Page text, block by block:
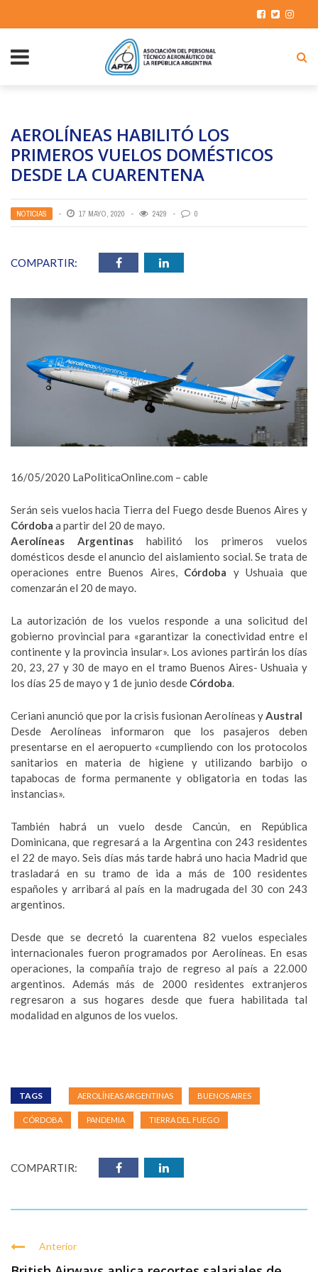
AEROLÍNEAS HABILITÓ LOS
PRIMEROS VUELOS DOMÉSTICOS
DESDE LA CUARENTENA
NOTICIAS 17 MAYO, 2020 2429 0
COMPARTIR:
16/05/2020 LaPoliticaOnline.com – cable
Serán seis vuelos hacia Tierra del Fuego desde Buenos Aires y
Córdoba a partir del 20 de mayo.
Aerolíneas Argentinashabilitó los primeros vuelos
domésticos desde el anuncio del aislamiento social. Se trata de
operaciones entre Buenos Aires, Córdoba y Ushuaia que
comenzarán el 20 de mayo.
La autorización de los vuelos responde a una solicitud del
gobierno provincial para «garantizar la conectividad entre el
continente y la provincia insular». Los aviones partirán los días
20, 23, 27 y 30 de mayo en el tramo Buenos Aires- Ushuaia y
los días 25 de mayo y 1 de junio desde Córdoba.
Ceriani anunció que por la crisis fusionan Aerolíneas yAustral
Desde Aerolíneas informaron que los pasajeros deben
presentarse en el aeropuerto «cumpliendo con los protocolos
sanitarios en materia de higiene y utilizando barbijo o
tapabocas de forma permanente y obligatoria en todas las
instancias».
También habrá un vuelo desde Cancún, en República
Dominicana, que regresará a la Argentina con 243 residentes
el 22 de mayo. Seis días más tarde habrá uno hacia Madrid que
trasladará en su tramo de ida a más de 100 residentes
españoles y arribará al país en la madrugada del 30 con 243
argentinos.
Desde que se decretó la cuarentena 82 vuelos especiales
internacionales fueron programados por Aerolíneas. En esas
operaciones, la compañía trajo de regreso al país a 22.000
argentinos. Además más de 2000 residentes extranjeros
regresaron a sus hogares desde que fuera habilitada tal
modalidad en algunos de los vuelos.
TAGS AEROLÍNEAS ARGENTINAS BUENOS AIRES
CÓRDOBA PANDEMIA TIERRA DEL FUEGO
COMPARTIR:
Anterior